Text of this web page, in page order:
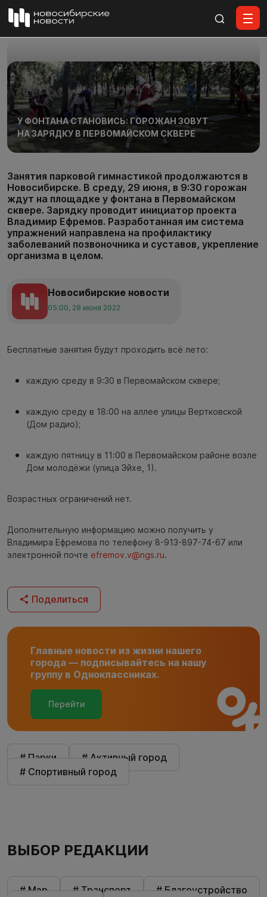
У ФОНТАНА СТАНОВИСЬ: ГОРОЖАН ЗОВУТ
НА ЗАРЯДКУ В ПЕРВОМАЙСКОМ СКВЕРЕ
Занятия парковой гимнастикой продолжаются в
Новосибирске. В среду, 29 июня, в 9:30 горожан
ждут на площадке у фонтана в Первомайском
сквере. Зарядку проводит инициатор проекта
Владимир Ефремов. Разработанная им система
упражнений направлена на профилактику
заболеваний позвоночника и суставов, укрепление
организма в целом.
Новосибирские новости
05:00, 28 июня 2022
Бесплатные занятия будут проходить всё лето:
каждую среду в 9:30 в Первомайском сквере;
каждую среду в 18:00 на аллее улицы Вертковской
(Дом радио);
каждую пятницу в 11:00 в Первомайском районе возле
Дом молодёжи (улица Эйхе, 1).
Возрастных ограничений нет.
Дополнительную информацию можно получить у
Владимира Ефремова по телефону 8-913-897-74-67 или
электронной почте efremov.v@ngs.ru.
Поделиться
Главные новости из жизни нашего
города — подписывайтесь на нашу
группу в Одноклассниках.
Перейти
# Парки
# Активный город
# Спортивный город
ВЫБОР РЕДАКЦИИ
# Мэр # Транспорт
# Благоустройство